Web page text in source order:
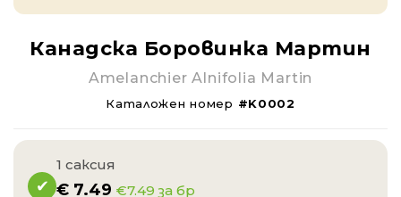
Канадска Боровинка Мартин
Amelanchier Alnifolia Martin
Каталожен номер #K0002
1 саксия
€ 7.49 €7.49 за бр